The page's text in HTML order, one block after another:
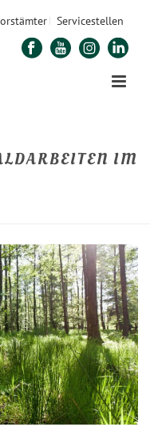
Servicestellen
IM